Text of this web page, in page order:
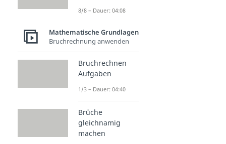
8/8 – Dauer: 04:08
Mathematische Grundlagen
Bruchrechnung anwenden
Bruchrechnen
Aufgaben
1/3 – Dauer: 04:40
Brüche
gleichnamig
machen